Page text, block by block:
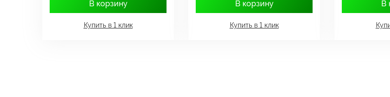
В корзину
Купить в 1 клик
В корзину
Купить в 1 клик
В